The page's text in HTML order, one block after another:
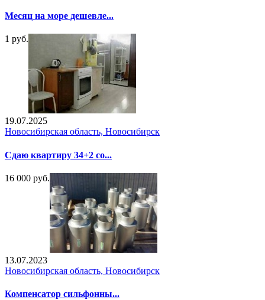
Месяц на море дешевле...
1 руб.
19.07.2025
Новосибирская область, Новосибирск
Сдаю квартиру 34+2 со...
16 000 руб.
13.07.2023
Новосибирская область, Новосибирск
Компенсатор сильфонны...